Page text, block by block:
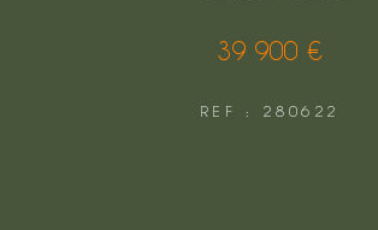
39 900 €
REF : 280622